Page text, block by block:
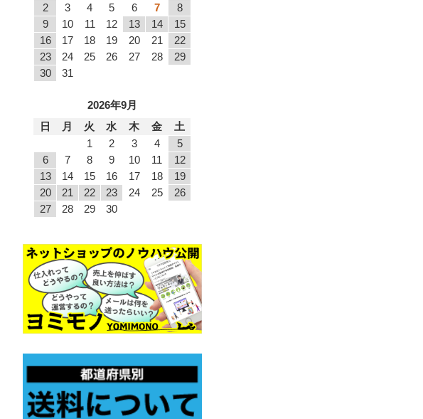
2
3 4 5 6 7
8
9
10 11 12 13 14
15
16
17 18 19 20 21
22
23
24 25 26 27 28
29
30
31
2026年9月
日
月 火 水 木 金
土
1
2 3 4
5
6
7 8 9 10 11
12
13
14 15 16 17 18
19
20
21 22 23 24 25
26
27
28 29 30